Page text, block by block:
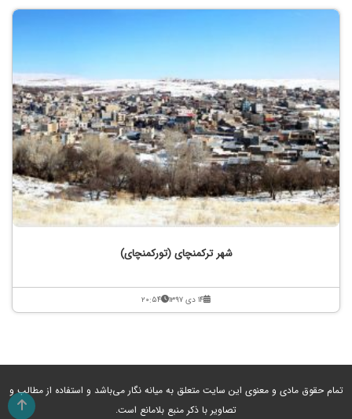
شهر ترکمنچای (تورکمنچای)
۱۴ دی ۱۳۹۷ ۲۰:۵۴
تمام حقوق مادی و معنوی این سایت متعلق به میانه نگار می‌باشد و استفاده از مطالب و
تصاویر با ذکر منبع بلامانع است.